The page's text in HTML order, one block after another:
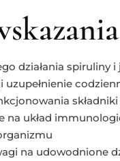
działania spiruliny
na układ
na udowodnione